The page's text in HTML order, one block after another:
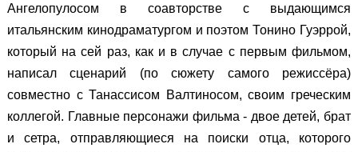
Ангелопулосом в соавторстве с выдающимся
итальянским кинодраматургом и поэтом Тонино Гуэррой,
который на сей раз, как и в случае с первым фильмом,
написал сценарий (по сюжету самого режиссёра)
совместно с Танассисом Валтиносом, своим греческим
коллегой. Главные персонажи фильма - двое детей, брат
и сетра, отправляющиеся на поиски отца, которого